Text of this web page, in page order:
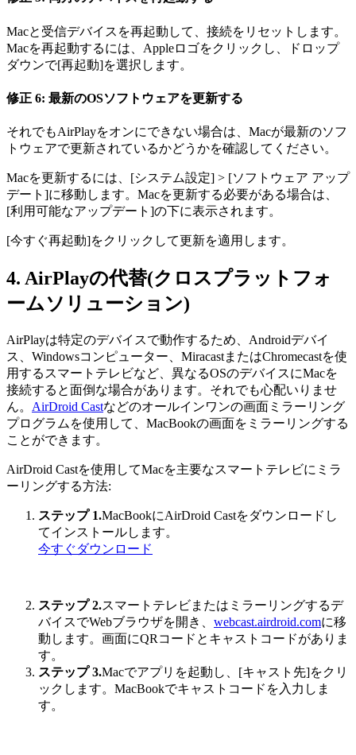
Macと受信デバイスを再起動して、接続をリセットします。
Macを再起動するには、Appleロゴをクリックし、ドロップ
ダウンで[再起動]を選択します。
修正 6: 最新のOSソフトウェアを更新する
それでもAirPlayをオンにできない場合は、Macが最新のソフ
トウェアで更新されているかどうかを確認してください。
Macを更新するには、[システム設定] > [ソフトウェア アップ
デート]に移動します。Macを更新する必要がある場合は、
[利用可能なアップデート]の下に表示されます。
[今すぐ再起動]をクリックして更新を適用します。
4. AirPlayの代替(クロスプラットフォ
ームソリューション)
AirPlayは特定のデバイスで動作するため、Androidデバイ
ス、Windowsコンピューター、MiracastまたはChromecastを使
用するスマートテレビなど、異なるOSのデバイスにMacを
接続すると面倒な場合があります。それでも心配いりませ
ん。 AirDroid Castなどのオールインワンの画面ミラーリング
プログラムを使用して、MacBookの画面をミラーリングする
ことができます。
AirDroid Castを使用してMacを主要なスマートテレビにミラ
ーリングする方法:
ステップ 1.MacBookにAirDroid Castをダウンロードし
てインストールします。
今すぐダウンロード
ステップ 2.スマートテレビまたはミラーリングするデ
バイスでWebブラウザを開き、 webcast.airdroid.comに移
動します。画面にQRコードとキャストコードがありま
す。
ステップ 3.Macでアプリを起動し、[キャスト先]をクリ
ックします。MacBookでキャストコードを入力しま
す。